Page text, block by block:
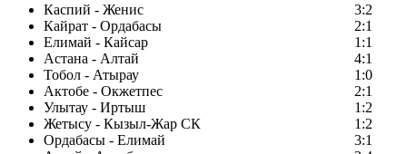
Каспий - Женис
3:2
Кайрат - Ордабасы
2:1
Елимай - Кайсар
1:1
Астана - Алтай
4:1
Тобол - Атырау
1:0
Актобе - Окжетпес
2:1
Улытау - Иртыш
1:2
Жетысу - Кызыл-Жар СК
1:2
Ордабасы - Елимай
3:1